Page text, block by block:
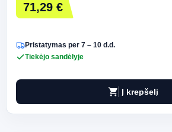
71,29 €
Pristatymas per 7 – 10 d.d.
Tiekėjo sandėlyje
shopping_cart Į krepšelį